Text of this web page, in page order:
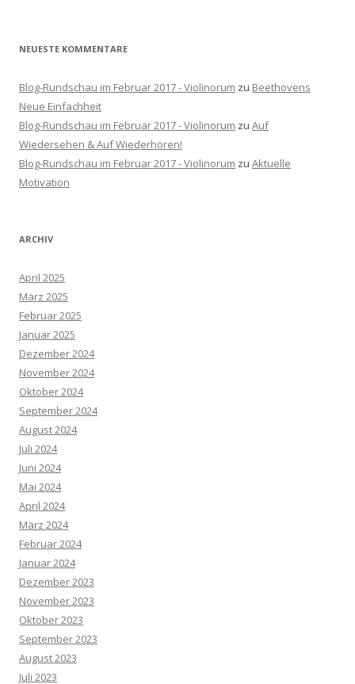
NEUESTE KOMMENTARE
Blog-Rundschau im Februar 2017 - Violinorum zu Beethovens
Neue Einfachheit
Blog-Rundschau im Februar 2017 - Violinorum zu Auf
Wiedersehen & Auf Wiederhören!
Blog-Rundschau im Februar 2017 - Violinorum zu Aktuelle
Motivation
ARCHIV
April 2025
März 2025
Februar 2025
Januar 2025
Dezember 2024
November 2024
Oktober 2024
September 2024
August 2024
Juli 2024
Juni 2024
Mai 2024
April 2024
März 2024
Februar 2024
Januar 2024
Dezember 2023
November 2023
Oktober 2023
September 2023
August 2023
Juli 2023